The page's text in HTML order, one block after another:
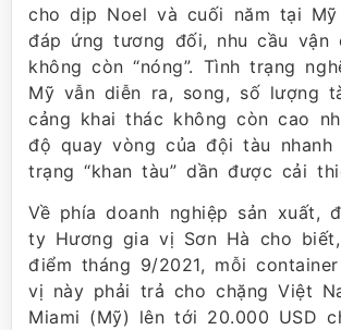
cho dịp Noel và cuối năm tại
đáp ứng tương đối, nhu cầu vận
không còn “nóng”. Tình trạng
Mỹ vẫn diễn ra, song, số lượng
cảng khai thác không còn cao
độ quay vòng của đội tàu nhanh
trạng “khan tàu” dần được cải
Về phía doanh nghiệp sản xuất,
ty Hương gia vị Sơn Hà cho
điểm tháng 9/2021, mỗi
vị này phải trả cho chặng Việt
Miami (Mỹ) lên tới 20.000 USD